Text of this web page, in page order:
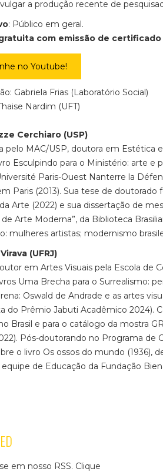
a produção recente de
: Público em geral.
com emissão de certificado
no Youtube!
Gabriela Frias (Laboratório Social)
Nardim (UFT)
Cerchiaro (USP)
pelo MAC/USP, doutora em Estética
Esculpindo para o Ministério: arte
Paris-Ouest Nanterre la
Paris (2013). Sua tese de
Arte (2022) e sua dissertação de
Arte Moderna”, da Biblioteca
mulheres artistas; modernismo
(UFRJ)
em Artes Visuais pela Escola de
Uma Brecha para o Surrealismo:
Oswald de Andrade e as artes
do Prêmio Jabuti Acadêmico 2024).
Brasil e para o catálogo da mostra
Pós-doutorando no Programa de
o livro Os ossos do mundo (1936),
de Educação da Fundação
em nosso RSS. Clique